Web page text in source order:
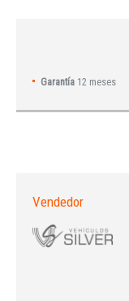
Garantía 12 meses
Vendedor